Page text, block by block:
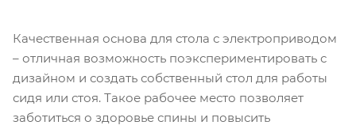
Качественная основа для стола с электроприводом
– отличная возможность поэкспериментировать с
дизайном и создать собственный стол для работы
сидя или стоя. Такое рабочее место позволяет
заботиться о здоровье спины и повысить